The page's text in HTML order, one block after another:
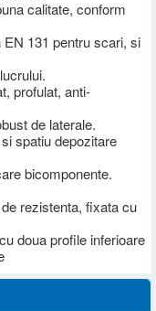
calitate, conform
131 pentru scari, si
profulat, anti-
de laterale.
spatiu depozitare
bicomponente.
rezistenta, fixata cu
doua profile inferioare